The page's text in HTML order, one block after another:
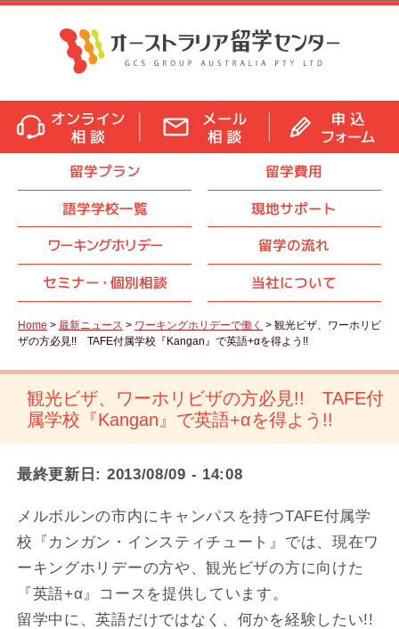
留学プラン
留学費用
語学学校一覧
現地サポート
ワーキングホリデー
留学の流れ
セミナー・ 個別相談 当社について
Home > 最新ニュース > ワーキングホリデーで働く > 観光ビザ、ワーホリビ
ザの方必見!! TAFE付属学校『Kangan』で英語+αを得よう!!
観光ビザ、ワーホリビザの方必見!! TAFE付
属学校『Kangan』で英語+αを得よう!!
最終更新日: 2013/08/09 - 14:08
メルボルンの市内にキャンパスを持つTAFE付属学
校『カンガン・インスティチュート』では、現在ワ
ーキングホリデーの方や、観光ビザの方に向けた
『英語+α』コースを提供しています。
留学中に、英語だけではなく、何かを経験したい!!